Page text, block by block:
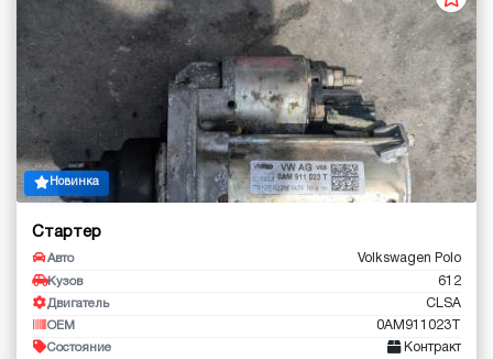
Новинка
Стартер
Авто Volkswagen Polo
Кузов 612
Двигатель CLSA
OEM 0AM911023T
Состояние Контракт